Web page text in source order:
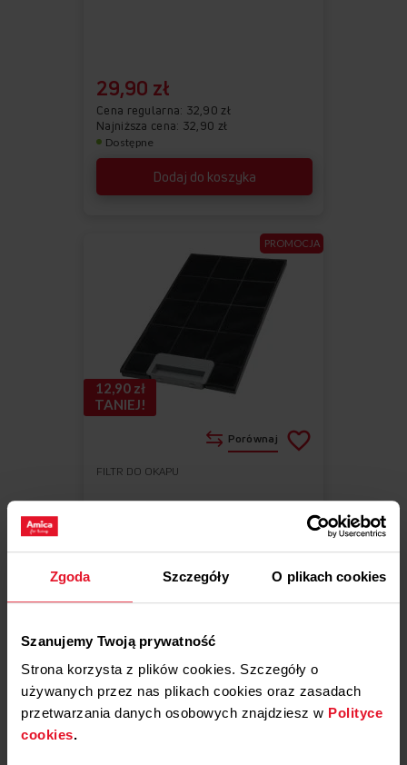
Zgoda Szczegóły O plikach cookies
Szanujemy Twoją prywatność
Strona korzysta z plików cookies. Szczegóły o
używanych przez nas plikach cookies oraz zasadach
przetwarzania danych osobowych znajdziesz w Polityce
cookies.
Dodaj do koszyka
29,90 zł
Cena regularna 32,90 zł
Najniższa cena: 32,90 zł
Dostępne
FILTR DO OKAPU
Wymiary (SxWxG): 45 cm x 1.5 cm x
Pasujący do różnych modeli
49,00 zł
Cena regularna 61,90 zł
Porównaj
ulubionych
z
ulubionych
12,90 zł
TANIEJ!
PROMOCJA